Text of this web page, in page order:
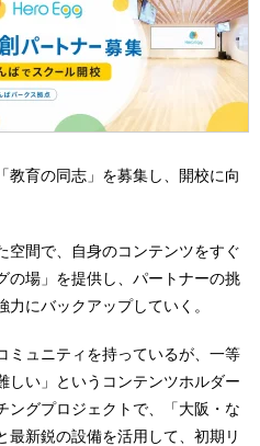
教育の同志」を募集し、開校に向
空間で、自身のコンテンツをすぐ
の場」を提供し、パートナーの挑
にバックアップしていく。
ミュニティを持っているが、一等
しい」というコンテンツホルダー
ングプロジェクトで、「大阪・な
最新鋭の設備を活用して、初期リ